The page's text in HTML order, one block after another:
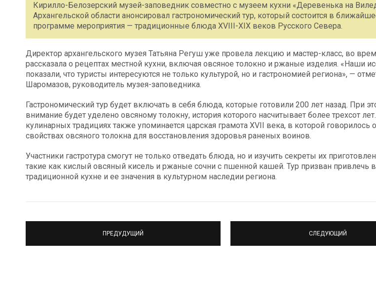
Кирилло-Белозерский музей-заповедник совместно с музеем кухни «Деревенька на
Архангельской области анонсировал гастрономический тур, который состоится в
программе мероприятия — традиционные блюда XVIII-XIX веков Русского Севера.
Директор архангельского музея Татьяна Регуш уже провела лекцию и мастер-класс, во
рассказала о рецептах местной кухни, включая овсяное толокно и ржаные изделия. «Наши
показали, что туристы интересуются не только культурой, но и гастрономией региона», —
Шаромазов, руководитель музея-заповедника.
Гастрономический тур будет включать в себя блюда, которые готовили 200 лет назад. При
внимание будет уделено овсяному толокну, история которого насчитывает более трехсот
кулинарных традициях также упоминается царская грамота XVII века, в которой говорилось
свойствах овсяного толокна для восстановления здоровья раненых воинов.
Участники гастротура смогут не только отведать блюда, но и изучить секреты их
такие как кислый овсяный кисель и ржаные сочни с пшенной кашей. Тур призван привлечь
традиционной кухне и ее значения в культурном наследии региона.
ПРЕДУДУЩИЙ СЛЕДУЮЩИЙ